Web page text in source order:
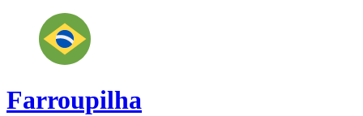
Farroupilha